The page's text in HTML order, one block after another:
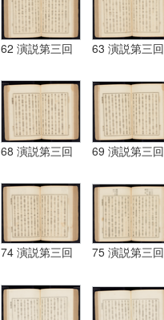
62 演説第三回 63 演説第三回
68 演説第三回 69 演説第三回
74 演説第三回 75 演説第三回